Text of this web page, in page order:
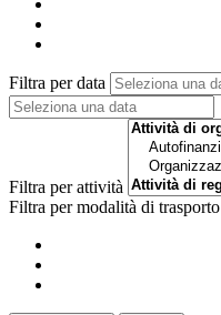
Filtra per data
Filtra per attività
Filtra per modalità di trasporto